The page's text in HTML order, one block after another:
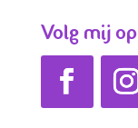
Volg mij op